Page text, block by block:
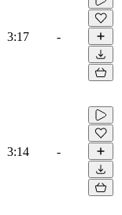
3:17 -
3:14 -